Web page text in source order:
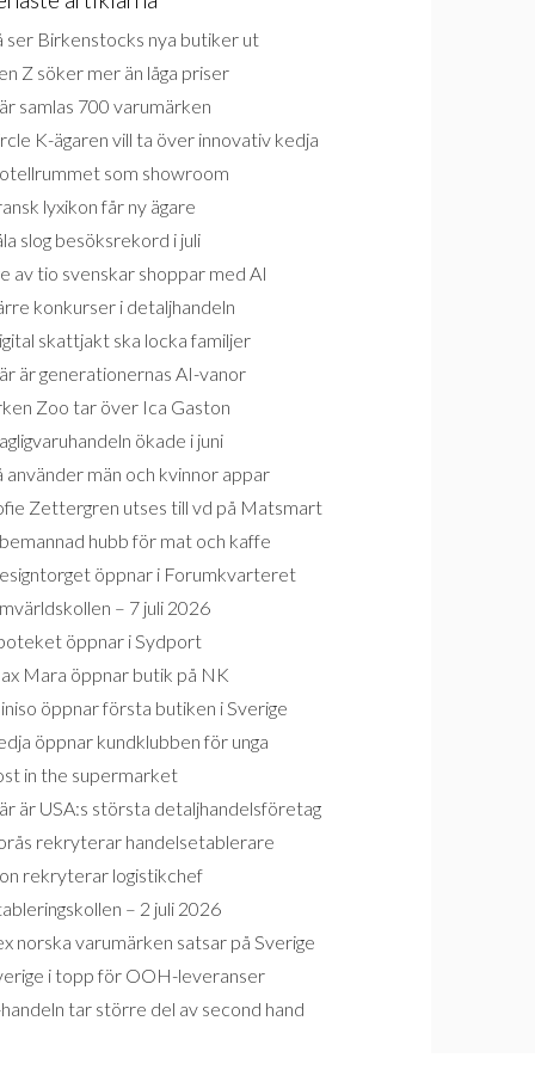
ser Birkenstocks nya butiker ut
Z söker mer än låga priser
samlas 700 varumärken
K-ägaren vill ta över innovativ kedja
som showroom
lyxikon får ny ägare
slog besöksrekord i juli
av tio svenskar shoppar med AI
konkurser i detaljhandeln
skattjakt ska locka familjer
är generationernas AI-vanor
Zoo tar över Ica Gaston
ökade i juni
använder män och kvinnor appar
Zettergren utses till vd på Matsmart
hubb för mat och kaffe
öppnar i Forumkvarteret
– 7 juli 2026
öppnar i Sydport
Mara öppnar butik på NK
öppnar första butiken i Sverige
öppnar kundklubben för unga
in the supermarket
är USA:s största detaljhandelsföretag
rekryterar handelsetablerare
rekryterar logistikchef
– 2 juli 2026
norska varumärken satsar på Sverige
i topp för OOH-leveranser
tar större del av second hand